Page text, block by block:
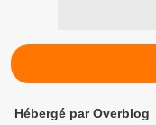
Hébergé par Overblog